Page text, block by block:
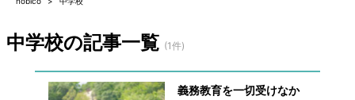
中学校の記事一覧 (1件)
義務教育を一切受けなか